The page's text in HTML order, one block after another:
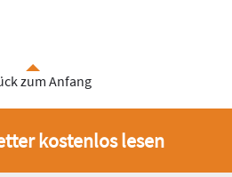
zum Anfang
kostenlos lesen